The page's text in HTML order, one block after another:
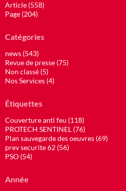
Article (558)
Page (204)
Catégories
news (543)
Revue de presse (75)
Non classé (5)
Nos Services (4)
Étiquettes
Couverture anti feu (118)
PROTECH SENTINEL (76)
Plan sauvegarde des oeuvres (69)
prev securite 62 (56)
PSO (54)
Année